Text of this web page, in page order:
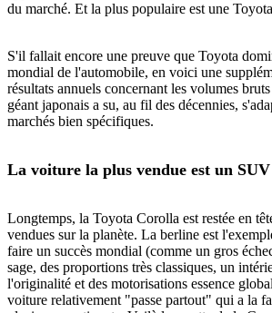
du marché. Et la plus populaire est une
S'il fallait encore une preuve que Toyota
mondial de l'automobile, en voici une
résultats annuels concernant les volumes
géant japonais a su, au fil des décennies,
marchés bien spécifiques.
La voiture la plus vendue est un SUV
Longtemps, la Toyota Corolla est restée en
vendues sur la planète. La berline est
faire un succès mondial (comme un gros
sage, des proportions très classiques, un
l'originalité et des motorisations essence
voiture relativement "passe partout" qui a la